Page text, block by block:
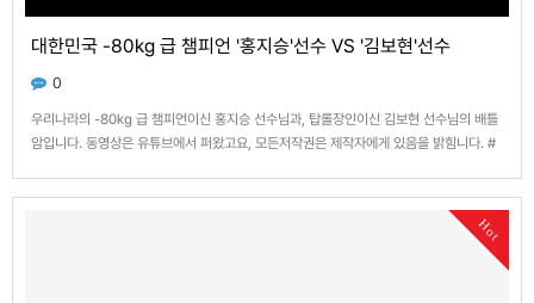
대한민국 -80kg 급 챔피언 '홍지승'선수 VS '김보현'선수
0
우리나라의 -80kg 급 챔피언이신 홍지승 선수님과, 탑롤장인이신 김보현 선수님의 배틀
암입니다. 동영상은 유튜브에서 퍼왔고요, 모든저작권은 제작자에게 있음을 밝힘니다. #
Hot